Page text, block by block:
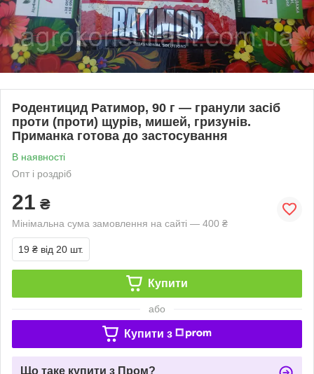
Родентицид Ратимор, 90 г — гранули засіб
проти (проти) щурів, мишей, гризунів.
Приманка готова до застосування
В наявності
Опт і роздріб
21 ₴
Мінімальна сума замовлення на сайті — 400 ₴
19 ₴ від 20 шт.
Купити
або
Купити з
Що таке купити з Пром?